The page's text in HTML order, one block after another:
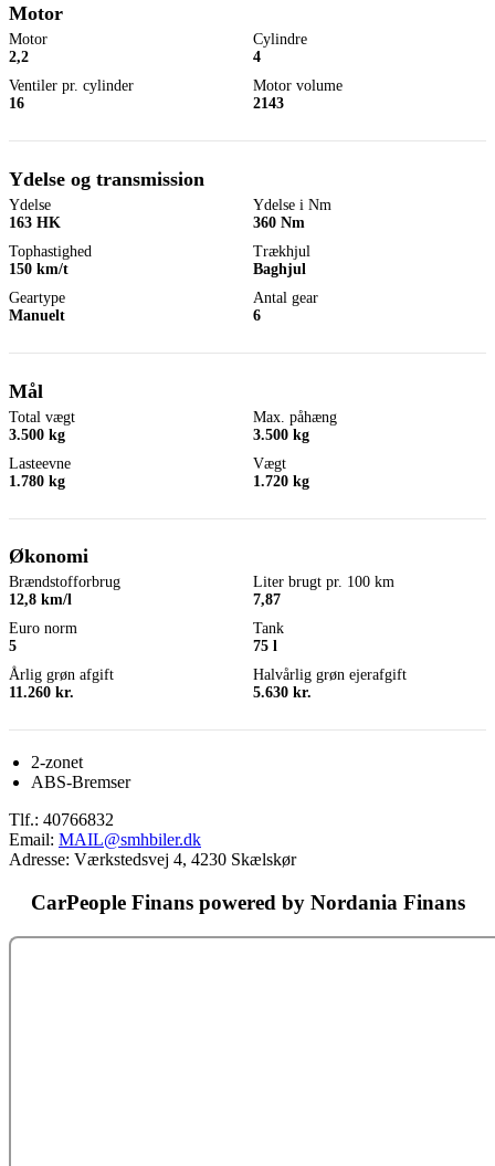
Motor
Motor
2,2
Cylindre
4
Ventiler pr. cylinder
16
Motor volume
2143
Ydelse og transmission
Ydelse
163 HK
Ydelse i Nm
360 Nm
Tophastighed
150 km/t
Trækhjul
Baghjul
Geartype
Manuelt
Antal gear
6
Mål
Total vægt
3.500 kg
Max. påhæng
3.500 kg
Lasteevne
1.780 kg
Vægt
1.720 kg
Økonomi
Brændstofforbrug
12,8 km/l
Liter brugt pr. 100 km
7,87
Euro norm
5
Tank
75 l
Årlig grøn afgift
11.260 kr.
Halvårlig grøn ejerafgift
5.630 kr.
2-zonet
ABS-Bremser
Tlf.: 40766832
Email: MAIL@smhbiler.dk
Adresse: Værkstedsvej 4, 4230 Skælskør
CarPeople Finans powered by Nordania Finans